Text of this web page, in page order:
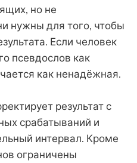
но не
нужны для того, чтобы
Если человек
псевдослов как
как ненадёжная.
результат с
срабатываний и
интервал. Кроме
ограничены